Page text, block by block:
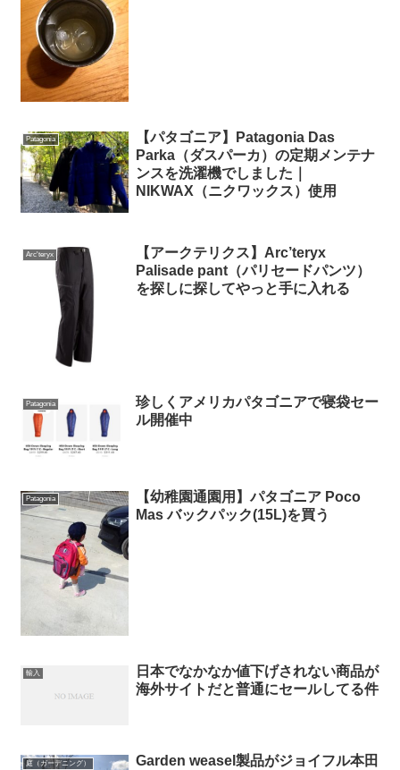
Patagonia
【パタゴニア】Patagonia Das
Parka（ダスパーカ）の定期メンテナ
ンスを洗濯機でしました｜
NIKWAX（ニクワックス）使用
Arc'teryx
【アークテリクス】Arc’teryx
Palisade pant（パリセードパンツ）
を探しに探してやっと手に入れる
Patagonia
珍しくアメリカパタゴニアで寝袋セー
ル開催中
Patagonia
【幼稚園通園用】パタゴニア Poco
Mas バックパック(15L)を買う
輸入
日本でなかなか値下げされない商品が
海外サイトだと普通にセールしてる件
庭（ガーデニング）
Garden weasel製品がジョイフル本田